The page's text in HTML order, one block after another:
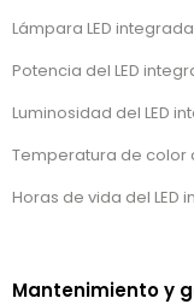
Lámpara LED
Potencia del LED
Luminosidad del LED
Temperatura de color
Horas de vida del LED
Mantenimiento y